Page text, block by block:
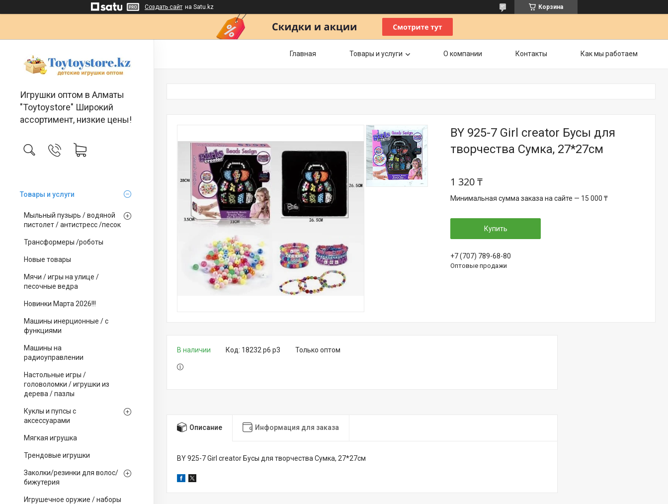
Создать сайт на Satu.kz Корзина
Игрушки оптом в Алматы
"Toytoystore" Широкий
ассортимент, низкие цены!
Товары и услуги
Мыльный пузырь / водяной
пистолет / антистресс /песок
Трансформеры /роботы
Новые товары
Мячи / игры на улице /
песочные ведра
Новинки Марта 2026!!!
Машины инерционные / с
функциями
Машины на
радиоуправлении
Настольные игры /
головоломки / игрушки из
дерева / пазлы
Куклы и пупсы с
аксессуарами
Мягкая игрушка
Трендовые игрушки
Заколки/резинки для волос/
бижутерия
Игрушечное оружие / наборы
Главная Товары и услуги О компании Контакты Как мы работаем
BY 925-7 Girl creator Бусы для
творчества Сумка, 27*27см
1 320 ₸
Минимальная сумма заказа на сайте — 15 000 ₸
Купить
+7 (707) 789-68-80
Оптовые продажи
В наличии Только оптом
Код: 18232 р6 р3
Описание Информация для заказа
BY 925-7 Girl creator Бусы для творчества Сумка, 27*27см